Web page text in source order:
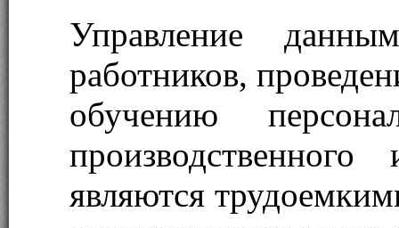
Управление
работников,
обучению
являются